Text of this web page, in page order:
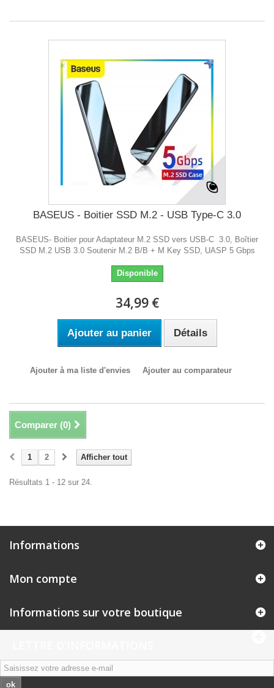
BASEUS - Boitier SSD M.2 - USB Type-C 3.0
BASEUS- Boitier pour Adaptateur M.2 SSD vers USB-C 3.0, Boîtier
SSD M.2 USB 3.0 Soutenir M.2 B/B + M Key SSD, UASP 5 Gbps
Disponible
34,99 €
Ajouter au panier Détails
Ajouter à ma liste d'envies Ajouter au comparateur
Comparer (0)
Afficher tout
1 2
Résultats 1 - 12 sur 24.
Informations
Mon compte
Informations sur votre boutique
ok